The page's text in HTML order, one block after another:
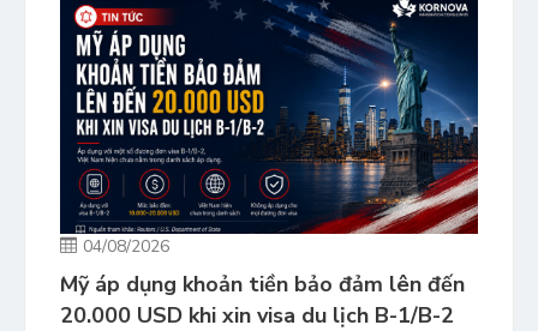
04/08/2026
Mỹ áp dụng khoản tiền bảo đảm lên đến
20.000 USD khi xin visa du lịch B-1/B-2